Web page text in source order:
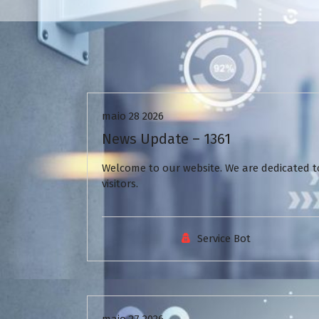
Uncategorized
maio 28 2026
News Update – 1361
Welcome to our website. We are
visitors.
Service Bot